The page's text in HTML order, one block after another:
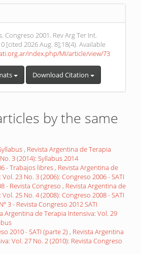
Congreso 2001. Rev Arg Ter Int.
[cited 2026 Aug. 8];18(4). Available
index.php/MI/article/view/73
Download Citation
by the same
, Revista Argentina de Terapia
3 (2014): Syllabus 2014
- Trabajos libres , Revista Argentina de
23 No. 3 (2006): Congreso 2006 - SATI
- Revista Congreso , Revista Argentina de
25 No. 4 (2008): Congreso 2008 - SATI
3 - Revista Congreso 2012 SATI
Argentina de Terapia Intensiva: Vol. 29
2010 - SATI (parte 2) , Revista Argentina
Vol. 27 No. 2 (2010): Revista Congreso